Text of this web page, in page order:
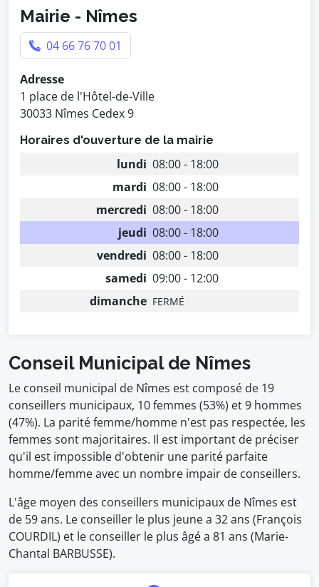
Mairie - Nîmes
04 66 76 70 01
Adresse
1 place de l'Hôtel-de-Ville
30033 Nîmes Cedex 9
Horaires d'ouverture de la mairie
lundi 08:00 - 18:00
mardi 08:00 - 18:00
mercredi 08:00 - 18:00
jeudi 08:00 - 18:00
vendredi 08:00 - 18:00
samedi 09:00 - 12:00
dimanche FERMÉ
Conseil Municipal de Nîmes
Le conseil municipal de Nîmes est composé de 19
conseillers municipaux, 10 femmes (53%) et 9 hommes
(47%). La parité femme/homme n'est pas respectée, les
femmes sont majoritaires. Il est important de préciser
qu'il est impossible d'obtenir une parité parfaite
homme/femme avec un nombre impair de conseillers.
L'âge moyen des conseillers municipaux de Nîmes est
de 59 ans. Le conseiller le plus jeune a 32 ans (François
COURDIL) et le conseiller le plus âgé a 81 ans (Marie-
Chantal BARBUSSE).